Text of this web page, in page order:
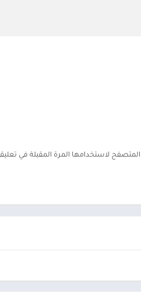
لاستخدامها المرة المقبلة في